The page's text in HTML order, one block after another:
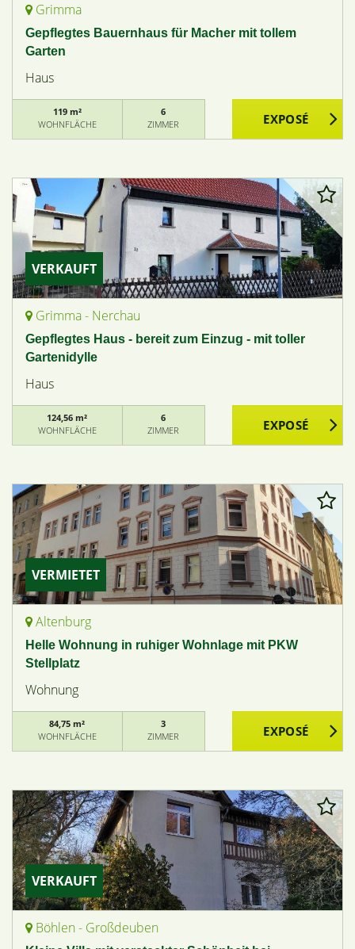
Grimma
Gepflegtes Bauernhaus für Macher mit tollem
Garten
Haus
119 m²
WOHNFLÄCHE
6
ZIMMER
VERKAUFT
Grimma - Nerchau
Gepflegtes Haus - bereit zum Einzug - mit toller
Gartenidylle
Haus
124,56 m²
WOHNFLÄCHE
6
ZIMMER
VERMIETET
Altenburg
Helle Wohnung in ruhiger Wohnlage mit PKW
Stellplatz
Wohnung
84,75 m²
WOHNFLÄCHE
3
ZIMMER
VERKAUFT
Böhlen - Großdeuben